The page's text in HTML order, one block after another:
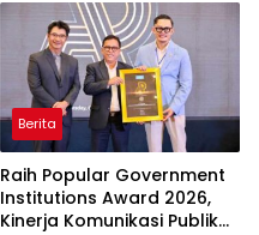
Berita
Raih Popular Government
Institutions Award 2026,
Kinerja Komunikasi Publik